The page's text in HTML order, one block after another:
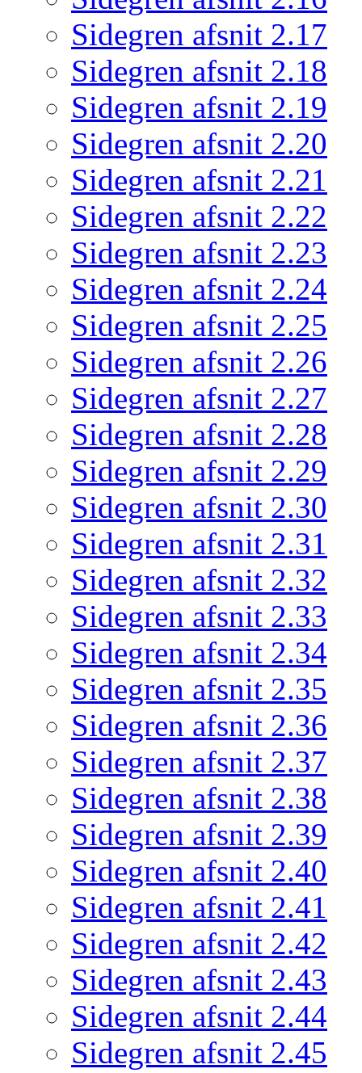
Sidegren afsnit 2.17
Sidegren afsnit 2.18
Sidegren afsnit 2.19
Sidegren afsnit 2.20
Sidegren afsnit 2.21
Sidegren afsnit 2.22
Sidegren afsnit 2.23
Sidegren afsnit 2.24
Sidegren afsnit 2.25
Sidegren afsnit 2.26
Sidegren afsnit 2.27
Sidegren afsnit 2.28
Sidegren afsnit 2.29
Sidegren afsnit 2.30
Sidegren afsnit 2.31
Sidegren afsnit 2.32
Sidegren afsnit 2.33
Sidegren afsnit 2.34
Sidegren afsnit 2.35
Sidegren afsnit 2.36
Sidegren afsnit 2.37
Sidegren afsnit 2.38
Sidegren afsnit 2.39
Sidegren afsnit 2.40
Sidegren afsnit 2.41
Sidegren afsnit 2.42
Sidegren afsnit 2.43
Sidegren afsnit 2.44
Sidegren afsnit 2.45